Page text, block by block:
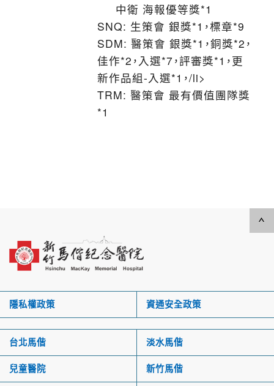
中衛 海報優等獎*1
SNQ: 生策會 銀獎*1，標章*9
SDM: 醫策會 銀獎*1，銅獎*2，
佳作*2，入選*7，評審獎*1，更
新作品組-入選*1，/li>
TRM: 醫策會 最有價值團隊獎
*1
隱私權政策 資通安全政策
台北馬偕 淡水馬偕
兒童醫院 新竹馬偕